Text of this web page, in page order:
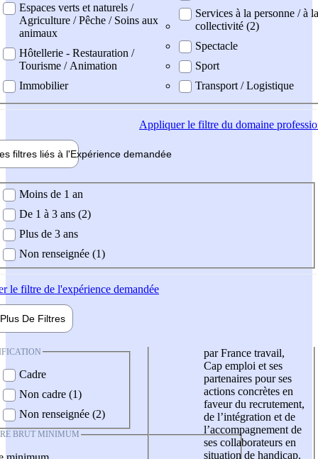
Espaces verts et naturels /
Agriculture / Pêche / Soins aux
animaux
Hôtellerie - Restauration /
Tourisme / Animation
Immobilier
Services à la personne / à la
collectivité (2)
Spectacle
Sport
Transport / Logistique
Appliquerle filtre du domaine
filtres liés à l'Expérience demandée
demandée
Moins de 1 an
De 1 à 3 ans (2)
Plus de 3 ans
Non renseignée (1)
le filtre de l'expérience demandée
Plus De Filtres
Cadre
Non cadre (1)
Non renseignée (2)
BRUT MINIMUM
par France travail,
Cap emploi et ses
partenaires pour ses
actions concrètes en
faveur du recrutement,
de l’intégration et de
l’accompagnement de
ses collaborateurs en
situation de handicap.